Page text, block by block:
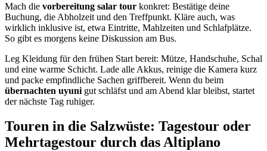
Mach die vorbereitung salar tour konkret: Bestätige deine
Buchung, die Abholzeit und den Treffpunkt. Kläre auch, was
wirklich inklusive ist, etwa Eintritte, Mahlzeiten und Schlafplätze.
So gibt es morgens keine Diskussion am Bus.
Leg Kleidung für den frühen Start bereit: Mütze, Handschuhe, Schal
und eine warme Schicht. Lade alle Akkus, reinige die Kamera kurz
und packe empfindliche Sachen griffbereit. Wenn du beim
übernachten uyuni gut schläfst und am Abend klar bleibst, startet
der nächste Tag ruhiger.
Touren in die Salzwüste: Tagestour oder
Mehrtagestour durch das Altiplano